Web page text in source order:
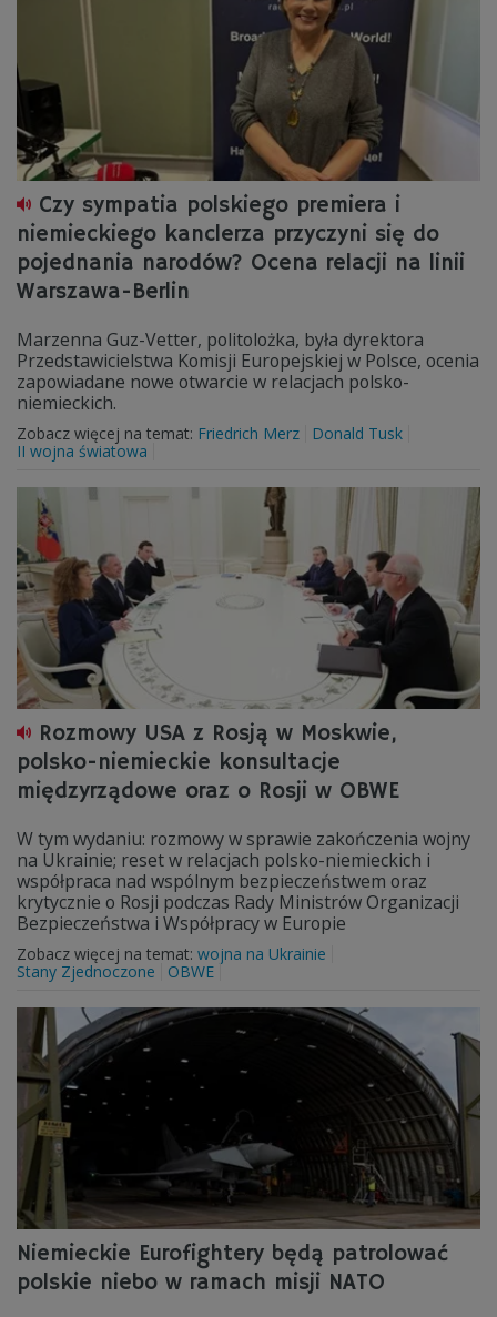
Czy sympatia polskiego premiera i
niemieckiego kanclerza przyczyni się do
pojednania narodów? Ocena relacji na linii
Warszawa-Berlin
Marzenna Guz-Vetter, politolożka, była dyrektora
Przedstawicielstwa Komisji Europejskiej w Polsce, ocenia
zapowiadane nowe otwarcie w relacjach polsko-
niemieckich.
Zobacz więcej na temat: Friedrich Merz
Donald Tusk
II wojna światowa
Rozmowy USA z Rosją w Moskwie,
polsko-niemieckie konsultacje
międzyrządowe oraz o Rosji w OBWE
W tym wydaniu: rozmowy w sprawie zakończenia wojny
na Ukrainie; reset w relacjach polsko-niemieckich i
współpraca nad wspólnym bezpieczeństwem oraz
krytycznie o Rosji podczas Rady Ministrów Organizacji
Bezpieczeństwa i Współpracy w Europie
Zobacz więcej na temat: wojna na Ukrainie
Stany Zjednoczone
OBWE
Niemieckie Eurofightery będą patrolować
polskie niebo w ramach misji NATO